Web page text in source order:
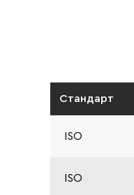
Стандарт
ISO
ISO